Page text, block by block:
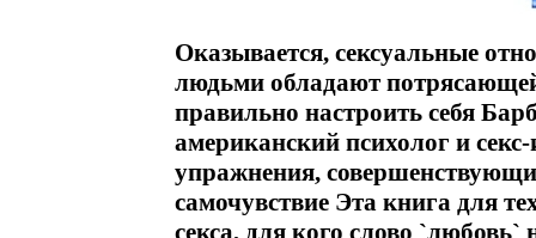
Оказывается, сексуальные
людьми обладают
правильно настроить себя
американский психолог и
упражнения,
самочувствие Эта книга для
секса, для кого слово